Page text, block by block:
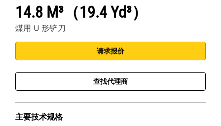
14.8 M³（19.4 Yd³）
煤用 U 形铲刀
请求报价
查找代理商
主要技术规格